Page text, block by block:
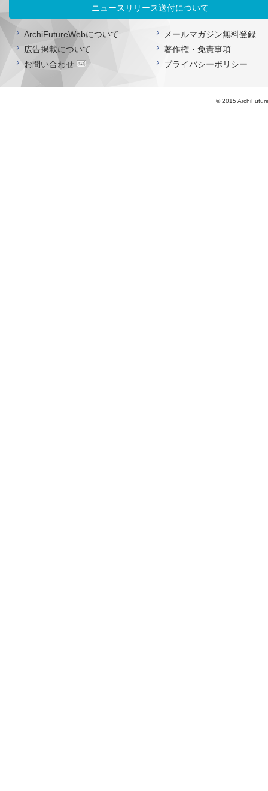
ニュースリリース送付について
ArchiFutureWebについて
広告掲載について
お問い合わせ
メールマガジン無料登録
著作権・免責事項
プライバシーポリシー
© 2015